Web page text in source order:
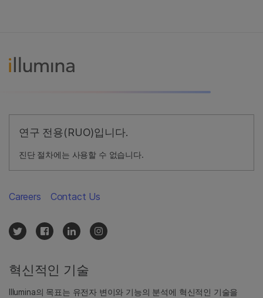
연구 전용(RUO)입니다.
진단 절차에는 사용할 수 없습니다.
혁신적인 기술
Illumina의 목표는 유전자 변이와 기능의 분석에 혁신적인 기술을
Careers Contact Us